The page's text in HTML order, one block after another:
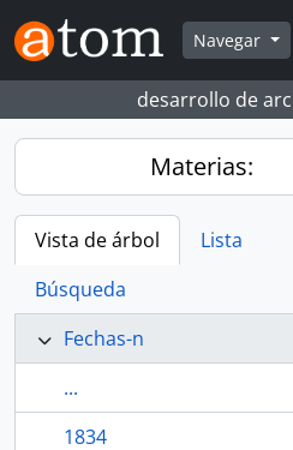
Skip to main content
Navegar
desarrollo de
Materias:
Vista de árbol
Lista
Búsqueda
Fechas-n
...
1834